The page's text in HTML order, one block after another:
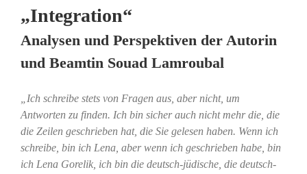
„Integration“
Analysen und Perspektiven der Autorin
und Beamtin Souad Lamroubal
„Ich schreibe stets von Fragen aus, aber nicht, um
Antworten zu finden. Ich bin sicher auch nicht mehr die, die
die Zeilen geschrieben hat, die Sie gelesen haben. Wenn ich
schreibe, bin ich Lena, aber wenn ich geschrieben habe, bin
ich Lena Gorelik, ich bin die deutsch-jüdische, die deutsch-